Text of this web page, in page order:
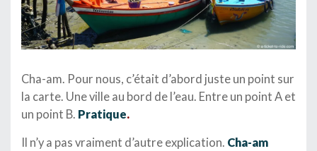
Cha-am. Pour nous, c’était d’abord juste un point sur
la carte. Une ville au bord de l’eau. Entre un point A et
un point B. Pratique.
Il n’y a pas vraiment d’autre explication. Cha-am